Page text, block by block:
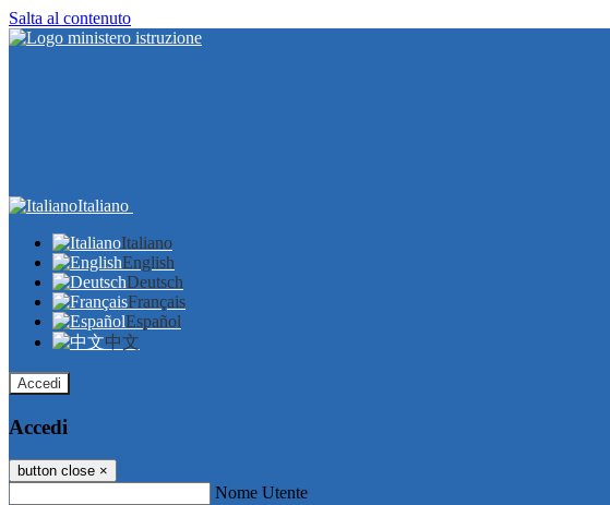
Salta al contenuto
Italiano
Italiano
English
Deutsch
Français
Español
中文
Accedi
Accedi
button close ×
Nome Utente